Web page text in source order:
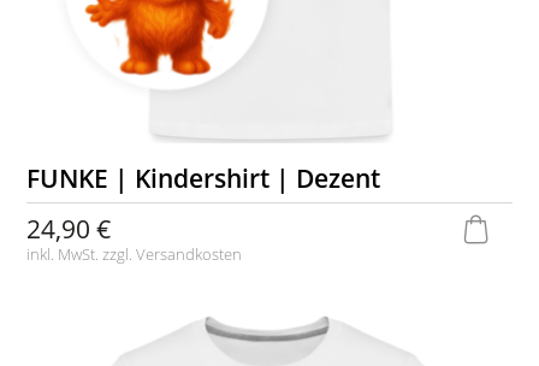
FUNKE | Kindershirt | Dezent
24,90 €
inkl. MwSt. zzgl.Versandkosten